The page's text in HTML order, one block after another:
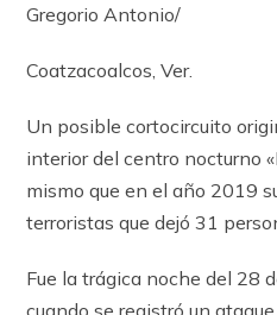
Gregorio Antonio/
Coatzacoalcos, Ver.
Un posible cortocircuito
interior del centro nocturno
mismo que en el año 2019
terroristas que dejó 31
Fue la trágica noche del 28
cuando se registró un